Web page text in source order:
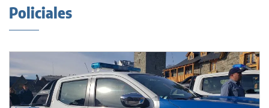
Policiales